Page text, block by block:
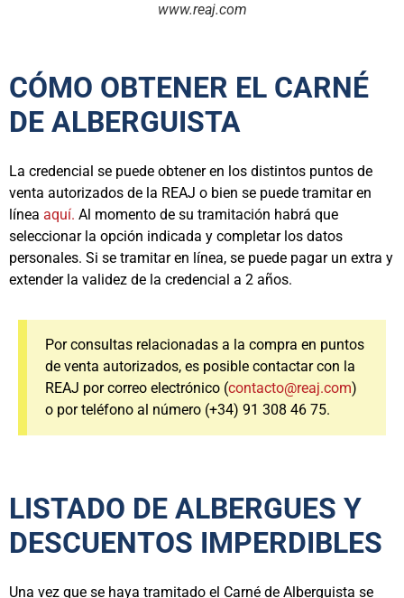
www.reaj.com
CÓMO OBTENER EL CARNÉ
DE ALBERGUISTA
La credencial se puede obtener en los distintos puntos de
venta autorizados de la REAJ o bien se puede tramitar en
línea aquí. Al momento de su tramitación habrá que
seleccionar la opción indicada y completar los datos
personales. Si se tramitar en línea, se puede pagar un extra y
extender la validez de la credencial a 2 años.
Por consultas relacionadas a la compra en puntos
de venta autorizados, es posible contactar con la
REAJ por correo electrónico (contacto@reaj.com)
o por teléfono al número (+34) 91 308 46 75.
LISTADO DE ALBERGUES Y
DESCUENTOS IMPERDIBLES
Una vez que se haya tramitado el Carné de Alberguista se